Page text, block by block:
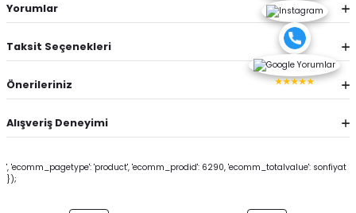
Yorumlar
Taksit Seçenekleri
Önerileriniz
Alışveriş Deneyimi
', 'ecomm_pagetype': 'product', 'ecomm_prodid': 6290, 'ecomm_totalvalue': sonfiyat
});
★★★★★